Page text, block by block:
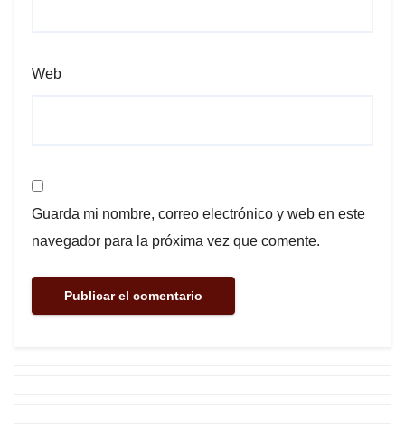
Web
Guarda mi nombre, correo electrónico y web en este
navegador para la próxima vez que comente.